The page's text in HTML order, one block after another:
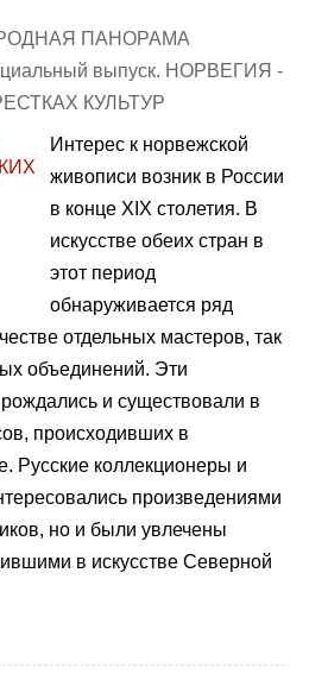
ПАНОРАМА
выпуск. НОРВЕГИЯ -
КУЛЬТУР
Интерес к норвежской
живописи возник в России
в конце XIX столетия. В
искусстве обеих стран в
этот период
обнаруживается ряд
отдельных мастеров, так
объединений. Эти
и существовали в
происходивших в
Русские коллекционеры и
произведениями
но и были увлечены
в искусстве Северной